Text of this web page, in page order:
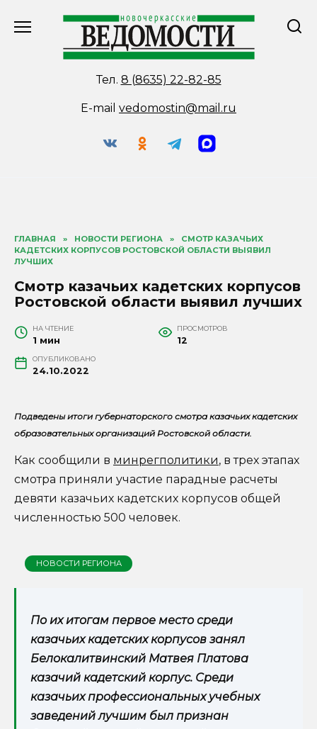
Тел. 8 (8635) 22-82-85
E-mail vedomostin@mail.ru
ГЛАВНАЯ » НОВОСТИ РЕГИОНА »
СМОТР КАЗАЧЬИХ
КАДЕТСКИХ КОРПУСОВ РОСТОВСКОЙ ОБЛАСТИ ВЫЯВИЛ
ЛУЧШИХ
Смотр казачьих кадетских корпусов
Ростовской области выявил лучших
НА ЧТЕНИЕ
1 мин
ПРОСМОТРОВ
12
ОПУБЛИКОВАНО
24.10.2022
Подведены итоги губернаторского смотра казачьих кадетских
образовательных организаций Ростовской области.
Как сообщили в минрегполитики, в трех этапах
смотра приняли участие парадные расчеты
девяти казачьих кадетских корпусов общей
численностью 500 человек.
НОВОСТИ РЕГИОНА
По их итогам первое место среди
казачьих кадетских корпусов занял
Белокалитвинский Матвея Платова
казачий кадетский корпус. Среди
казачьих профессиональных учебных
заведений лучшим был признан